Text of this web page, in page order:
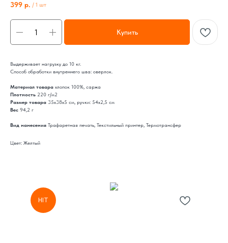
399 р. / 1 шт
Купить
Выдерживает нагрузку до 10 кг.
Способ обработки внутреннего шва: оверлок.
Материал товара хлопок 100%, саржа
Плотность 220 г/м2
Размер товара 35х38х5 см, ручки: 54х2,5 см
Вес 94,2 г
Вид нанесения Трафаретная печать, Текстильный принтер, Термотрансфер
Цвет: Желтый
HIT